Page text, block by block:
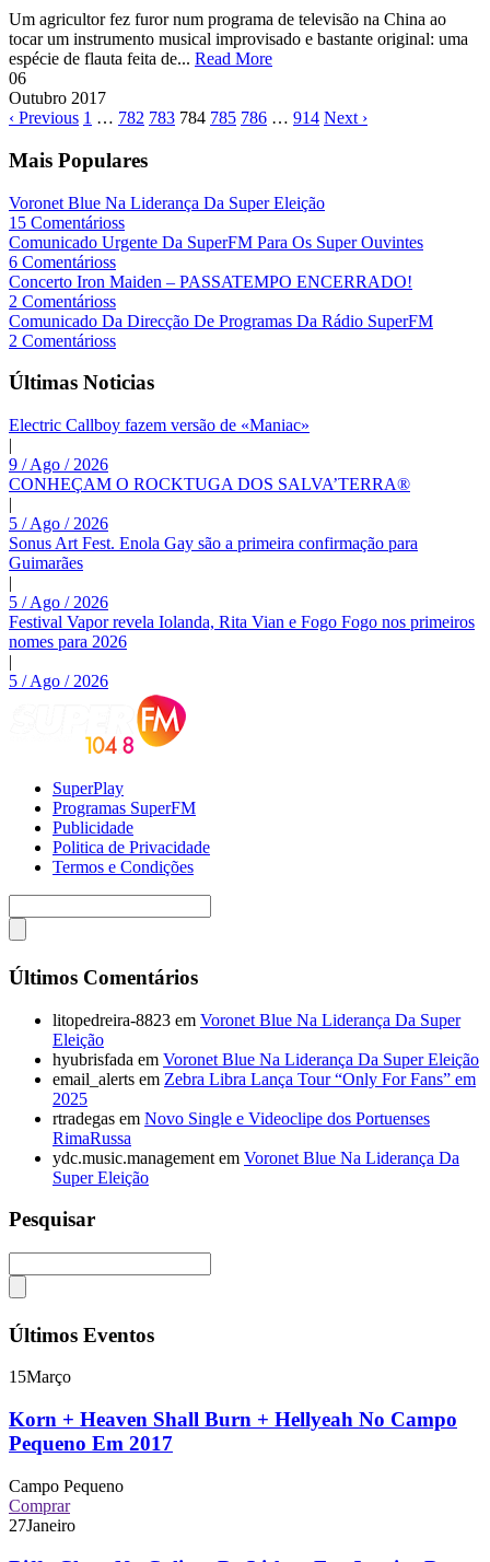
Um agricultor fez furor num programa de televisão na China ao
tocar um instrumento musical improvisado e bastante original: uma
espécie de flauta feita de... Read More
06
Outubro 2017
‹ Previous 1 … 782 783 784 785 786 … 914 Next ›
Mais Populares
Voronet Blue Na Liderança Da Super Eleição
15 Comentárioss
Comunicado Urgente Da SuperFM Para Os Super Ouvintes
6 Comentárioss
Concerto Iron Maiden – PASSATEMPO ENCERRADO!
2 Comentárioss
Comunicado Da Direcção De Programas Da Rádio SuperFM
2 Comentárioss
Últimas Noticias
Electric Callboy fazem versão de «Maniac»
|
9 / Ago / 2026
CONHEÇAM O ROCKTUGA DOS SALVA’TERRA®
|
5 / Ago / 2026
Sonus Art Fest. Enola Gay são a primeira confirmação para
Guimarães
|
5 / Ago / 2026
Festival Vapor revela Iolanda, Rita Vian e Fogo Fogo nos primeiros
nomes para 2026
|
5 / Ago / 2026
SuperPlay
Programas SuperFM
Publicidade
Politica de Privacidade
Termos e Condições
Últimos Comentários
litopedreira-8823 em Voronet Blue Na Liderança Da Super
Eleição
hyubrisfada em Voronet Blue Na Liderança Da Super Eleição
email_alerts em Zebra Libra Lança Tour “Only For Fans” em
2025
rtradegas em Novo Single e Videoclipe dos Portuenses
RimaRussa
ydc.music.management em Voronet Blue Na Liderança Da
Super Eleição
Pesquisar
Últimos Eventos
15Março
Korn + Heaven Shall Burn + Hellyeah No Campo
Pequeno Em 2017
Campo Pequeno
Comprar
27Janeiro